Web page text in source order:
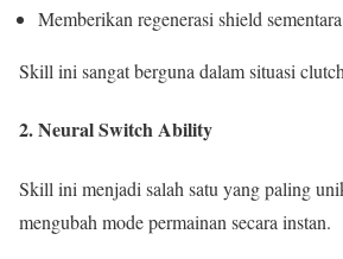
Memberikan regenerasi shield sementara
Skill ini sangat berguna dalam situasi
2. Neural Switch Ability
Skill ini menjadi salah satu yang paling
mengubah mode permainan secara instan.